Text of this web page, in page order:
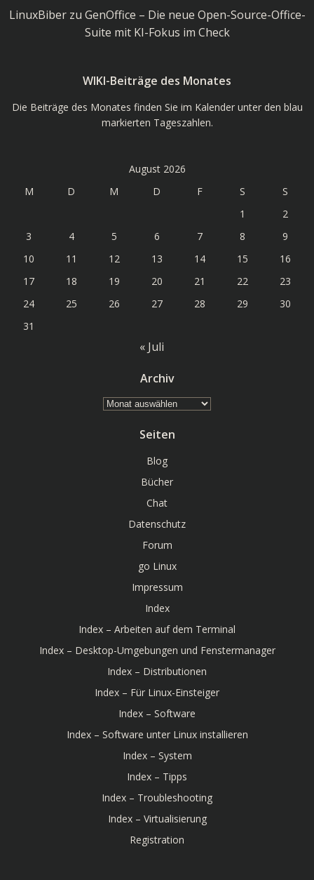
LinuxBiberzu GenOffice – Die neue Open-Source-Office-
Suite mit KI-Fokus im Check
WIKI-Beiträge des Monates
Die Beiträge des Monates finden Sie im Kalender unter den blau
markierten Tageszahlen.
August 2026
M
D M D F S
S
1
2
3
4 5 6 7 8
9
10
11 12 13 14 15
16
17
18 19 20 21 22
23
24
25 26 27 28 29
30
31
« Juli
Archiv
Archiv
Seiten
Blog
Bücher
Chat
Datenschutz
Forum
go Linux
Impressum
Index
Index – Arbeiten auf dem Terminal
Index – Desktop-Umgebungen und Fenstermanager
Index – Distributionen
Index – Für Linux-Einsteiger
Index – Software
Index – Software unter Linux installieren
Index – System
Index – Tipps
Index – Troubleshooting
Index – Virtualisierung
Registration